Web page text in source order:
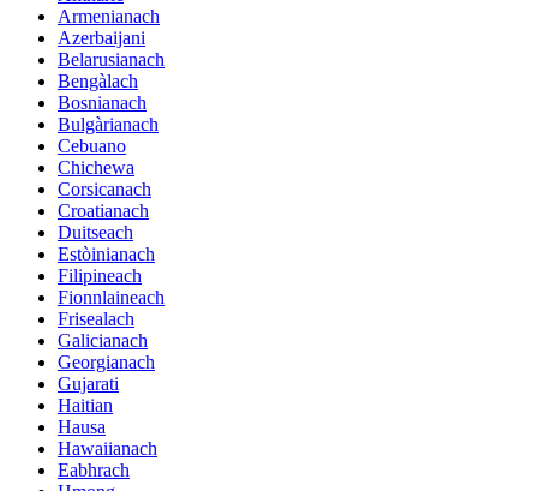
Armenianach
Azerbaijani
Belarusianach
Bengàlach
Bosnianach
Bulgàrianach
Cebuano
Chichewa
Corsicanach
Croatianach
Duitseach
Estòinianach
Filipineach
Fionnlaineach
Frisealach
Galicianach
Georgianach
Gujarati
Haitian
Hausa
Hawaiianach
Eabhrach